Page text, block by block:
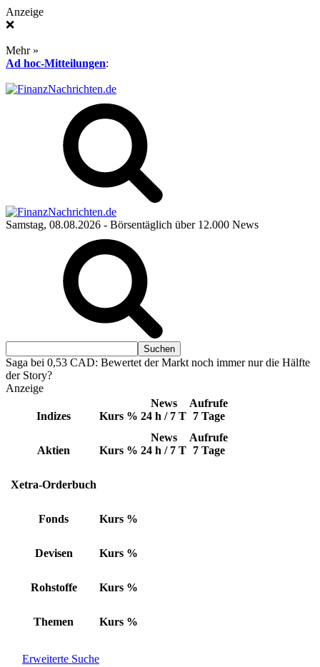
Anzeige
❌
Mehr »
Ad hoc-Mitteilungen:
Samstag, 08.08.2026 - Börsentäglich über 12.000 News
Saga bei 0,53 CAD: Bewertet der Markt noch immer nur die Hälfte
der Story?
Anzeige
Indizes Kurs %
News
24 h / 7 T
Aufrufe
7 Tage
Aktien Kurs %
News
24 h / 7 T
Aufrufe
7 Tage
Xetra-Orderbuch
Fonds Kurs %
Devisen Kurs %
Rohstoffe Kurs %
Themen Kurs %
Erweiterte Suche